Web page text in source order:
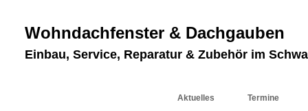
Wohndachfenster & Dachgauben
Einbau, Service, Reparatur & Zubehör im
Aktuelles Termine